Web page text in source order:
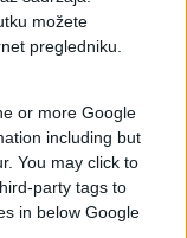
možete
pregledniku.
or more Google
including but
You may click to
party tags to
in below Google
za